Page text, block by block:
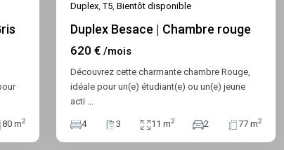
80 m2
Duplex,T5, Bientôt disponible
Duplex Besace | Chambre rouge
620 € /mois
Découvrez cette charmante chambre Rouge,
idéale pour un(e) étudiant(e) ou un(e) jeune
acti ...
4 3 11 m2 2 77 m2